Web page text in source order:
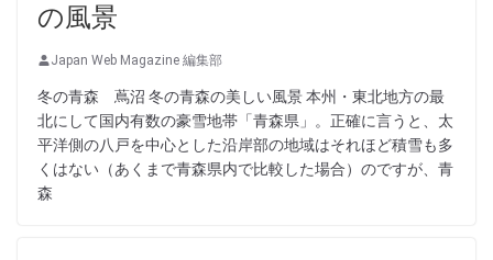
の風景
Japan Web Magazine 編集部
冬の青森 蔦沼 冬の青森の美しい風景 本州・東北地方の最
北にして国内有数の豪雪地帯「青森県」。正確に言うと、太
平洋側の八戸を中心とした沿岸部の地域はそれほど積雪も多
くはない（あくまで青森県内で比較した場合）のですが、青
森